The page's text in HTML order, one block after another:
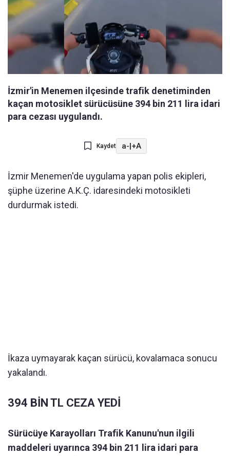
İzmir'in Menemen ilçesinde trafik denetiminden
kaçan motosiklet sürücüsüne 394 bin 211 lira idari
para cezası uygulandı.
Kaydet a-|+A
İzmir Menemen'de uygulama yapan polis ekipleri,
şüphe üzerine A.K.Ç. idaresindeki motosikleti
durdurmak istedi.
İkaza uymayarak kaçan sürücü, kovalamaca sonucu
yakalandı.
394 BİN TL CEZA YEDİ
Sürücüye Karayolları Trafik Kanunu'nun ilgili
maddeleri uyarınca 394 bin 211 lira idari para